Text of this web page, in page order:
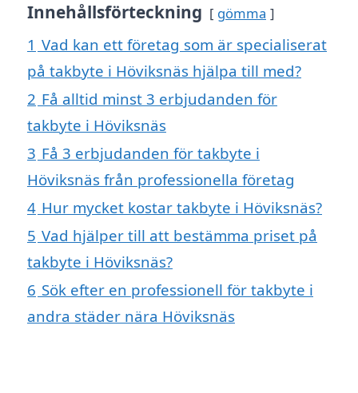
Innehållsförteckning gömma
1 Vad kan ett företag som är specialiserat
på takbyte i Höviksnäs hjälpa till med?
2 Få alltid minst 3 erbjudanden för
takbyte i Höviksnäs
3 Få 3 erbjudanden för takbyte i
Höviksnäs från professionella företag
4 Hur mycket kostar takbyte i Höviksnäs?
5 Vad hjälper till att bestämma priset på
takbyte i Höviksnäs?
6 Sök efter en professionell för takbyte i
andra städer nära Höviksnäs